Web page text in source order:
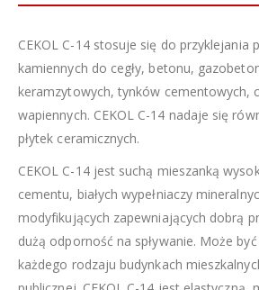
CEKOL C-14 stosuje się do przyklejania
kamiennych do cegły, betonu,
keramzytowych, tynków cementowych,
wapiennych. CEKOL C-14 nadaje się
płytek ceramicznych.
CEKOL C-14 jest suchą mieszanką
cementu, białych wypełniaczy
modyfikujących zapewniających dobrą
dużą odporność na spływanie. Może
każdego rodzaju budynkach